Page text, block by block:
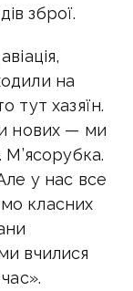
зброї.
на
тут хазяїн.
нових — ми
М’ясорубка.
у нас все
класних
вчилися